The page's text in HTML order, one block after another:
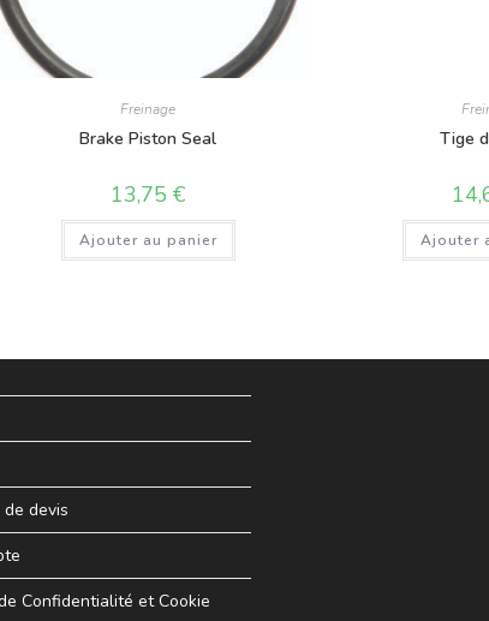
Freinage
Brake Piston Seal
13,75€
Ajouter au panier
Tige
Ajouter
devis
Confidentialité et Cookie